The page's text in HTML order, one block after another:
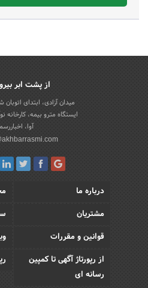
از پشت ابر
میدان آزادی، ابتدای
ایستگاه مترو بیمه، کارخانه
آوا،
درباره ما
مشتریان
قوانین و مقررات
از رپورتاژ آگهی تا کمپین
رسانه ای